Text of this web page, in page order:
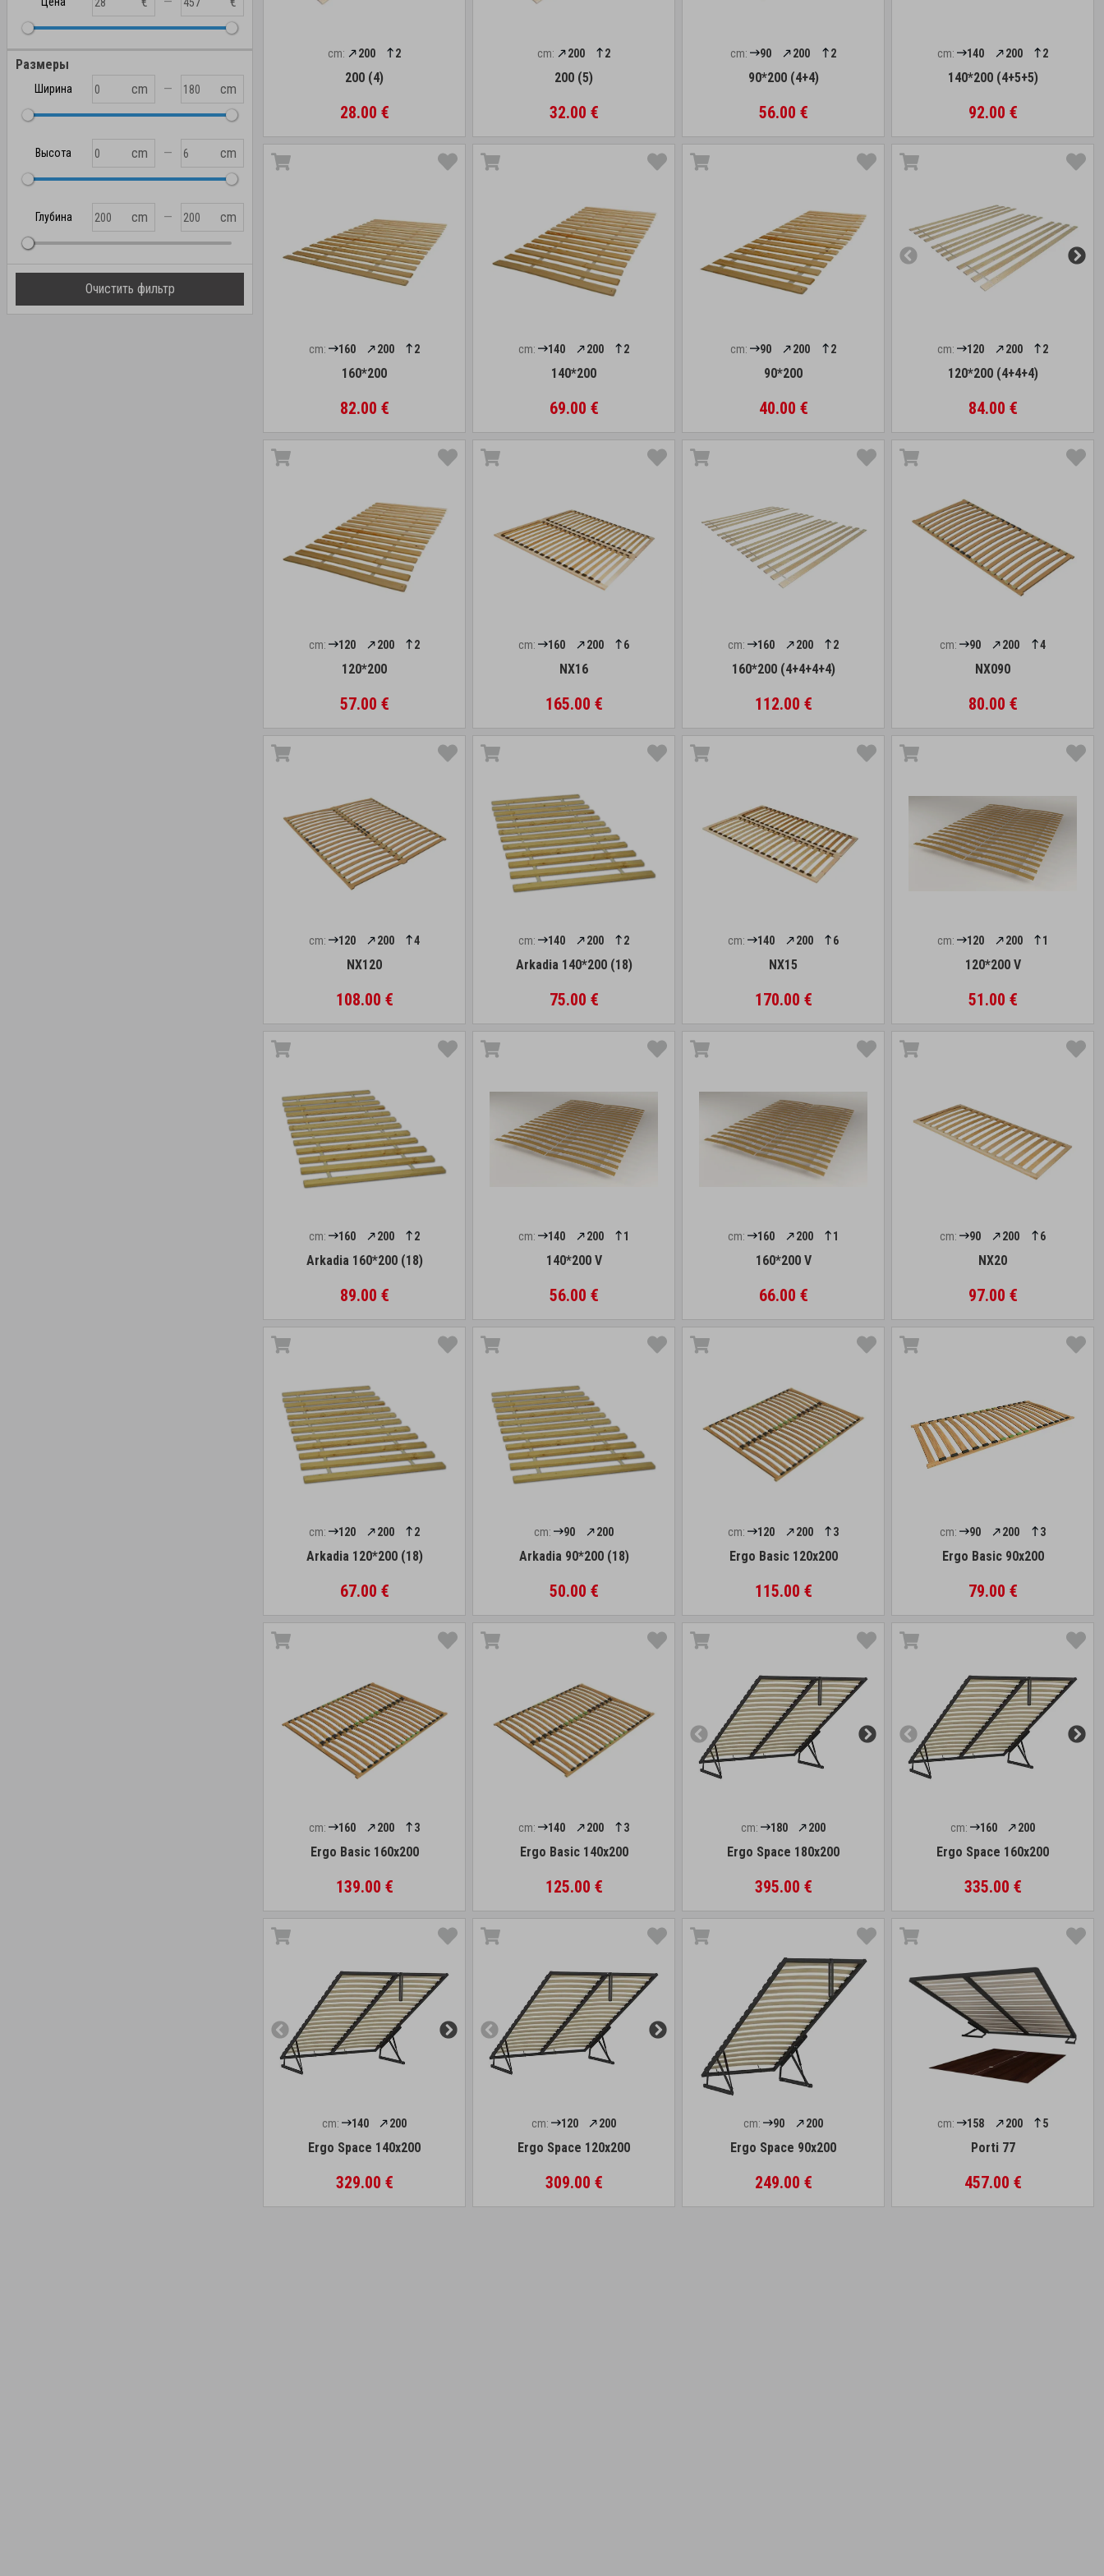
Размеры
Ширина cm — cm
Высота cm — cm
Глубина cm — cm
Очистить фильтр
cm: 200 2
200 (4)
28.00 €
cm: 200 2
200 (5)
32.00 €
cm: 90 200 2
90*200 (4+4)
56.00 €
cm: 140 200 2
140*200 (4+5+5)
92.00 €
cm: 160 200 2
160*200
82.00 €
cm: 140 200 2
140*200
69.00 €
cm: 90 200 2
90*200
40.00 €
cm: 120 200 2
120*200 (4+4+4)
84.00 €
cm: 120 200 2
120*200
57.00 €
cm: 160 200 6
NX16
165.00 €
cm: 160 200 2
160*200 (4+4+4+4)
112.00 €
cm: 90 200 4
NX090
80.00 €
cm: 120 200 4
NX120
108.00 €
cm: 140 200 2
Arkadia 140*200 (18)
75.00 €
cm: 140 200 6
NX15
170.00 €
cm: 120 200 1
120*200 V
51.00 €
cm: 160 200 2
Arkadia 160*200 (18)
89.00 €
cm: 140 200 1
140*200 V
56.00 €
cm: 160 200 1
160*200 V
66.00 €
cm: 90 200 6
NX20
97.00 €
cm: 120 200 2
Arkadia 120*200 (18)
67.00 €
cm: 90 200
Arkadia 90*200 (18)
50.00 €
cm: 120 200 3
Ergo Basic 120x200
115.00 €
cm: 90 200 3
Ergo Basic 90x200
79.00 €
cm: 160 200 3
Ergo Basic 160x200
139.00 €
cm: 140 200 3
Ergo Basic 140x200
125.00 €
cm: 180 200
Ergo Space 180x200
395.00 €
cm: 160 200
Ergo Space 160x200
335.00 €
cm: 140 200
Ergo Space 140x200
329.00 €
cm: 120 200
Ergo Space 120x200
309.00 €
cm: 90 200
Ergo Space 90x200
249.00 €
cm: 158 200 5
Porti 77
457.00 €